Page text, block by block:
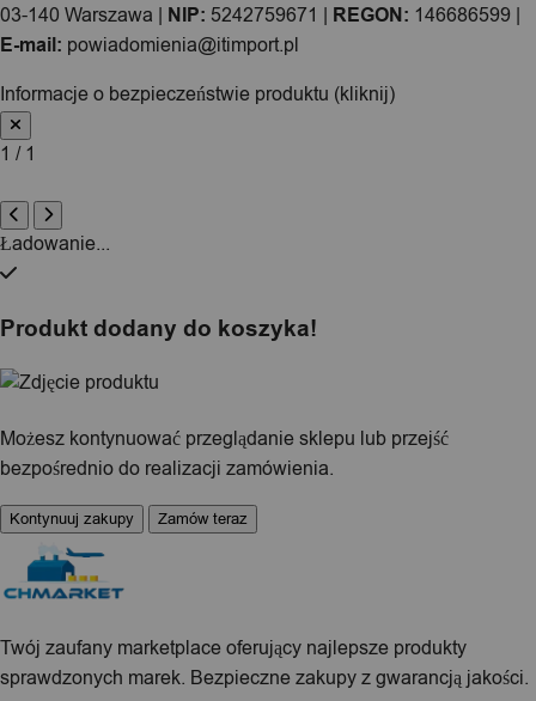
03-140 Warszawa | NIP: 5242759671 | REGON: 146686599 |
E-mail: powiadomienia@itimport.pl
Informacje o bezpieczeństwie produktu (kliknij)
1 / 1
Ładowanie...
Produkt dodany do koszyka!
Możesz kontynuować przeglądanie sklepu lub przejść
bezpośrednio do realizacji zamówienia.
Kontynuuj zakupy Zamów teraz
Twój zaufany marketplace oferujący najlepsze produkty
sprawdzonych marek. Bezpieczne zakupy z gwarancją jakości.